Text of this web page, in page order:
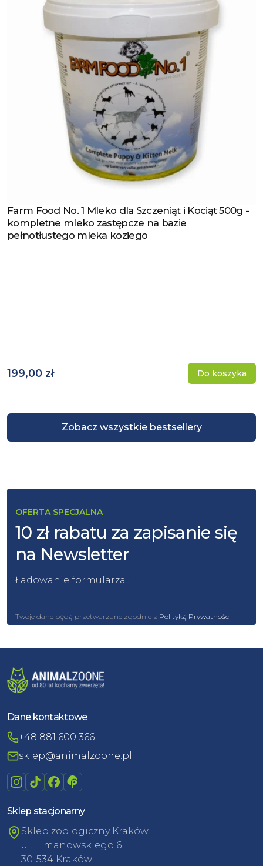
Zobacz wszystkie bestsellery
Zobacz produkt
Farm Food No. 1 Mleko dla Szczeniąt i Kociąt 500g -
kompletne mleko zastępcze na bazie
pełnotłustego mleka koziego
199,00 zł Do koszyka
OFERTA SPECJALNA
10 zł rabatu za zapisanie się
na Newsletter
Ładowanie formularza...
Twoje dane będą przetwarzane zgodnie z Polityką Prywatności
Dane kontaktowe
+48 881 600 366
sklep@animalzoone.pl
Sklep stacjonarny
Sklep zoologiczny Kraków
ul. Limanowskiego 6
30-534 Kraków